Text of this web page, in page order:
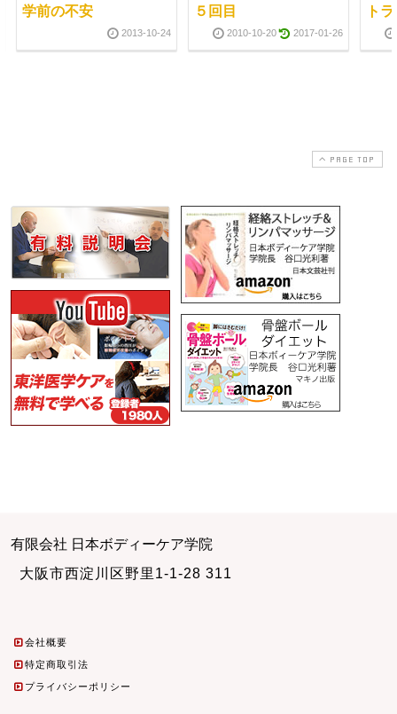
学前の不安
2013-10-24
５回目
2010-10-20 2017-01-26
ト
PAGE TOP
有限会社 日本ボディーケア学院
大阪市西淀川区野里1-1-28 311
会社概要
特定商取引法
プライバシーポリシー